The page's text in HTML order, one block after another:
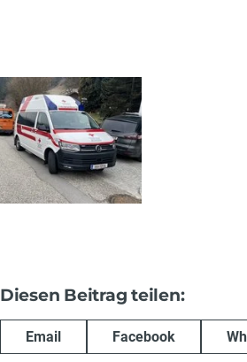
Diesen Beitrag teilen:
Email Facebook